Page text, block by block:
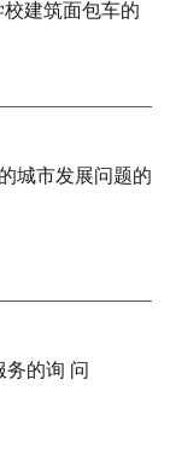
建筑面包车的
城市发展问题的
的询 问